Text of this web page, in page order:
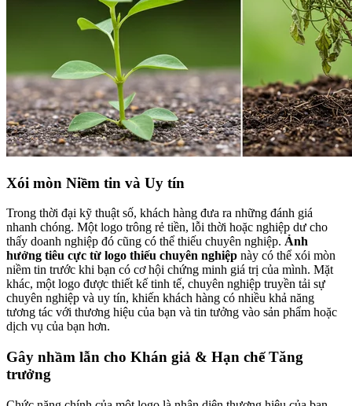
Xói mòn Niềm tin và Uy tín
Trong thời đại kỹ thuật số, khách hàng đưa ra những đánh giá
nhanh chóng. Một logo trông rẻ tiền, lỗi thời hoặc nghiệp dư cho
thấy doanh nghiệp đó cũng có thể thiếu chuyên nghiệp. Ảnh
hưởng tiêu cực từ logo thiếu chuyên nghiệp này có thể xói mòn
niềm tin trước khi bạn có cơ hội chứng minh giá trị của mình. Mặt
khác, một logo được thiết kế tinh tế, chuyên nghiệp truyền tải sự
chuyên nghiệp và uy tín, khiến khách hàng có nhiều khả năng
tương tác với thương hiệu của bạn và tin tưởng vào sản phẩm hoặc
dịch vụ của bạn hơn.
Gây nhầm lẫn cho Khán giả & Hạn chế Tăng
trưởng